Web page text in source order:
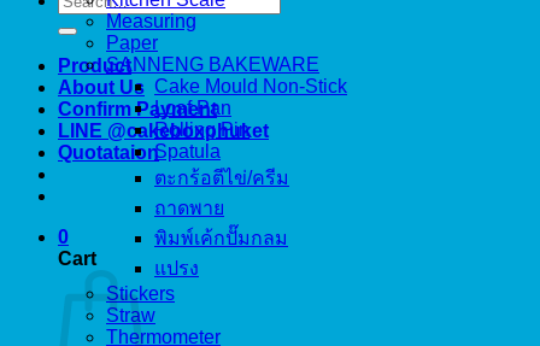
for:
Product
About Us
Confirm Payment
LINE @cakeboxphuket
Quotataion
0
Cart
Measuring
Paper
SANNENG BAKEWARE
Cake Mould Non-Stick
Loaf Pan
Rolling Pin
Spatula
ตะกร้อตีไข่/ครีม
ถาดพาย
พิมพ์เค้กปั๊มกลม
แปรง
Stickers
Straw
Thermometer